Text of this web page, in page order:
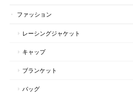
ファッション
レーシングジャケット
キャップ
ブランケット
バッグ